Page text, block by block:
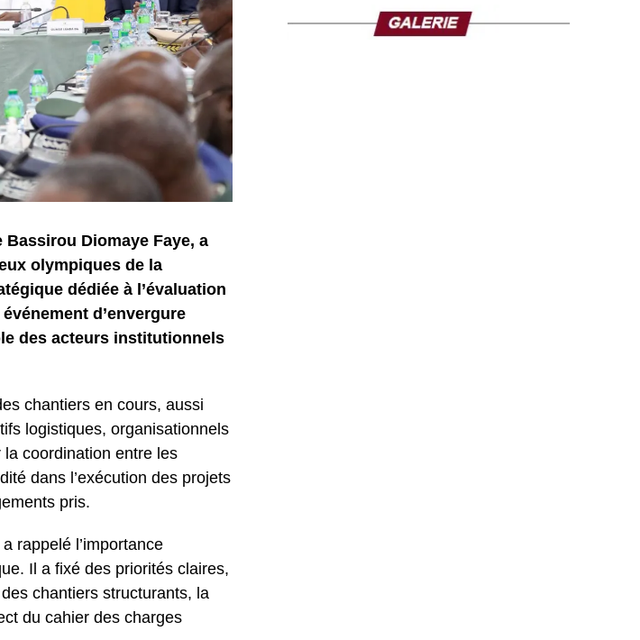
Diomaye Faye, a
olympiques de la
dédiée à l’évaluation
d’envergure
des acteurs institutionnels
chantiers en cours, aussi
logistiques, organisationnels
la coordination entre les
dans l’exécution des projets
pris.
rappelé l’importance
Il a fixé des priorités claires,
chantiers structurants, la
du cahier des charges